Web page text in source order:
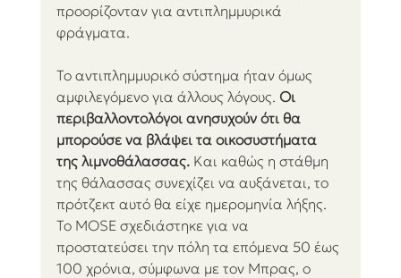
προορίζονταν για αντιπλημμυρικά
φράγματα.
Το αντιπλημμυρικό σύστημα ήταν όμως
αμφιλεγόμενο για άλλους λόγους. Οι
περιβαλλοντολόγοι ανησυχούν ότι θα
μπορούσε να βλάψει τα οικοσυστήματα
της λιμνοθάλασσας. Και καθώς η στάθμη
της θάλασσας συνεχίζει να αυξάνεται, το
πρότζεκτ αυτό θα είχε ημερομηνία λήξης.
Το MOSE σχεδιάστηκε για να
προστατεύσει την πόλη τα επόμενα 50 έως
100 χρόνια, σύμφωνα με τον Μπρας, ο